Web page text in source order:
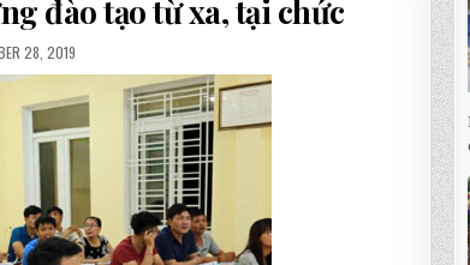
đào tạo từ xa, tại chức
28, 2019